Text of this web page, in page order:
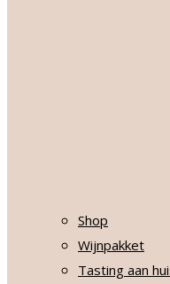
Shop
Wijnpakket
Tasting aan